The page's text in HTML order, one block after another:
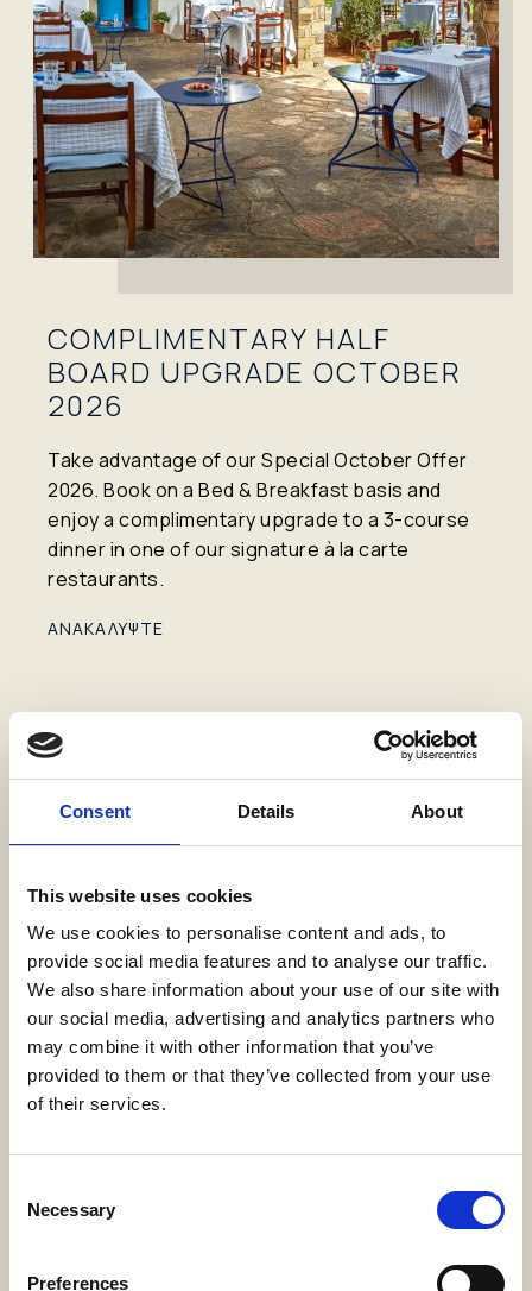
Consent Details About
This website uses cookies
We use cookies to personalise content and ads, to
provide social media features and to analyse our traffic.
We also share information about your use of our site with
our social media, advertising and analytics partners who
may combine it with other information that you’ve
provided to them or that they’ve collected from your use
of their services.
Selection
Necessary
Preferences
COMPLIMENTARY HALF
BOARD UPGRADE OCTOBER
2026
Take advantage of our Special October Offer
2026. Book on a Bed & Breakfast basis and
enjoy a complimentary upgrade to a 3-course
dinner in one of our signature à la carte
restaurants.
ΑΝΑΚΑΛΥΨΤΕ
ΠΑΚΕΤΟ DAY SPA CLASSIC
εξοικονομήστε έως και 10%.